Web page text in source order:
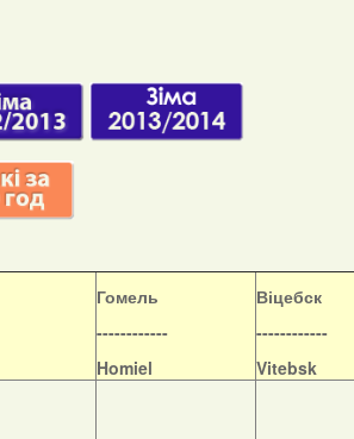
Гомель
------------
Homiel
Віцебск
------------
Vitebsk